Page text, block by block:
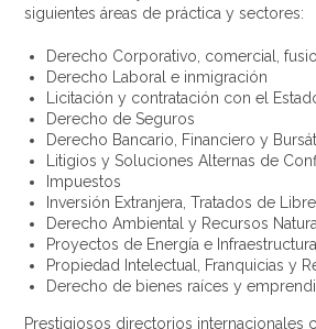
siguientes áreas de práctica y sectores:
Derecho Corporativo, comercial,
Derecho Laboral e inmigración
Licitación y contratación con el
Derecho de Seguros
Derecho Bancario, Financiero y
Litigios y Soluciones Alternas de
Impuestos
Inversión Extranjera, Tratados de
Derecho Ambiental y Recursos
Proyectos de Energía e Infraestructura
Propiedad Intelectual, Franquicias y
Derecho de bienes raíces y
Prestigiosos directorios internacionales